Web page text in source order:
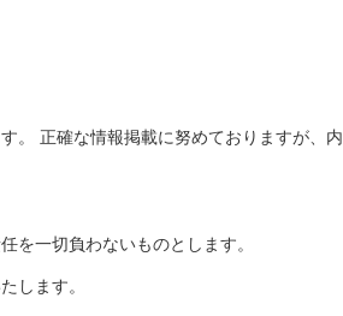
。 正確な情報掲載に努めておりますが、内
を一切負わないものとします。
します。